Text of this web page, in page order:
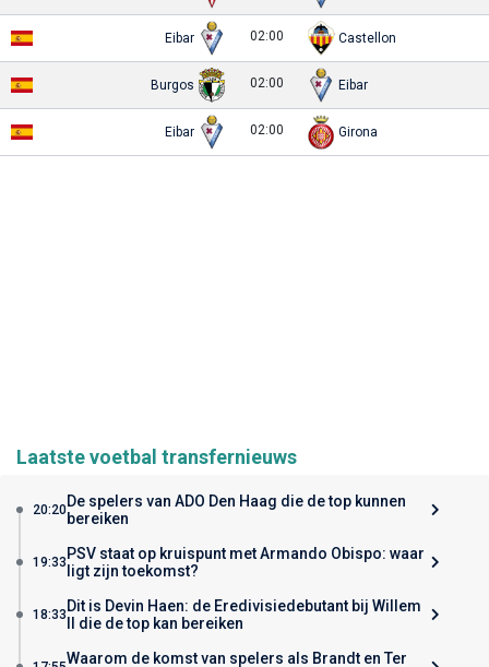
Eibar 02:00 Castellon
Burgos 02:00 Eibar
Eibar 02:00 Girona
Laatste voetbal transfernieuws
20:20De spelers van ADO Den Haag die de top kunnen
bereiken
19:33PSV staat op kruispunt met Armando Obispo: waar
ligt zijn toekomst?
18:33Dit is Devin Haen: de Eredivisiedebutant bij Willem
II die de top kan bereiken
Waarom de komst van spelers als Brandt en Ter